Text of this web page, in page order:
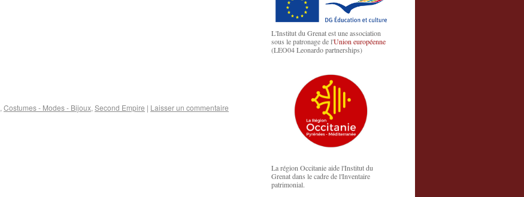
, Costumes - Modes - Bijoux, Second Empire | Laisser un commentaire
L'Institut du Grenat est une association
sous le patronage de l'Union européenne
(LEO04 Leonardo partnerships)
La région Occitanie aide l'Institut du
Grenat dans le cadre de l'Inventaire
patrimonial.